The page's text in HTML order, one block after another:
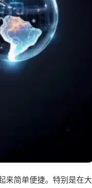
来简单便捷。特别是在大